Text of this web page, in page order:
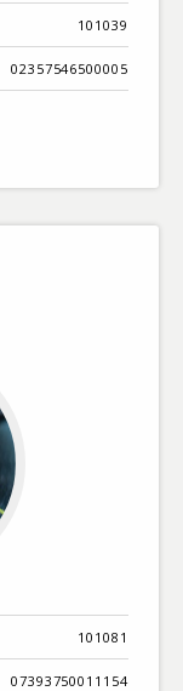
101039
02357546500005
101081
07393750011154